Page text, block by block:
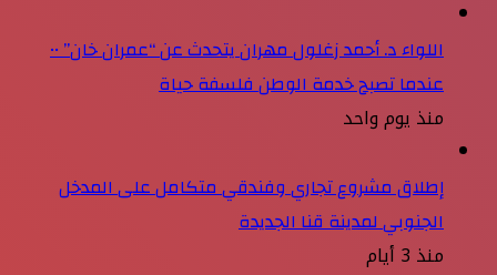
اللواء د. أحمد زغلول مهران يتحدث عن “عمران خان” ••
عندما تصبح خدمة الوطن فلسفة حياة
منذ يوم واحد
إطلاق مشروع تجاري وفندقي متكامل على المدخل
الجنوبي لمدينة قنا الجديدة
منذ 3 أيام